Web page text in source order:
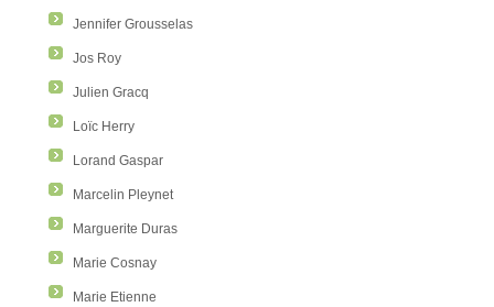
Jennifer Grousselas
Jos Roy
Julien Gracq
Loïc Herry
Lorand Gaspar
Marcelin Pleynet
Marguerite Duras
Marie Cosnay
Marie Etienne